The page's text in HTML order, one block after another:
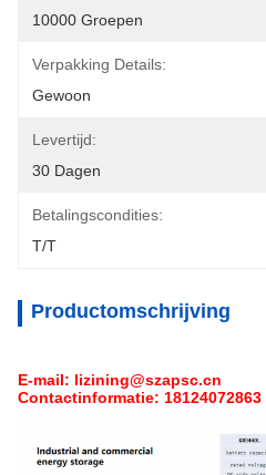
10000 Groepen
Verpakking Details:
Gewoon
Levertijd:
30 Dagen
Betalingscondities:
T/T
Productomschrijving
E-mail: lizining@szapsc.cn
Contactinformatie: 18124072863